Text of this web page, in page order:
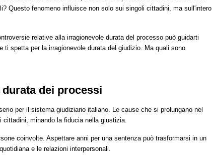
Questo fenomeno influisce non solo sui singoli cittadini, ma sull'intero
relative alla irragionevole durata del processo può guidarti
spetta per la irragionevole durata del giudizio. Ma quali sono
dei processi
per il sistema giudiziario italiano. Le cause che si prolungano nel
minando la fiducia nella giustizia.
coinvolte. Aspettare anni per una sentenza può trasformarsi in un
e le relazioni interpersonali.